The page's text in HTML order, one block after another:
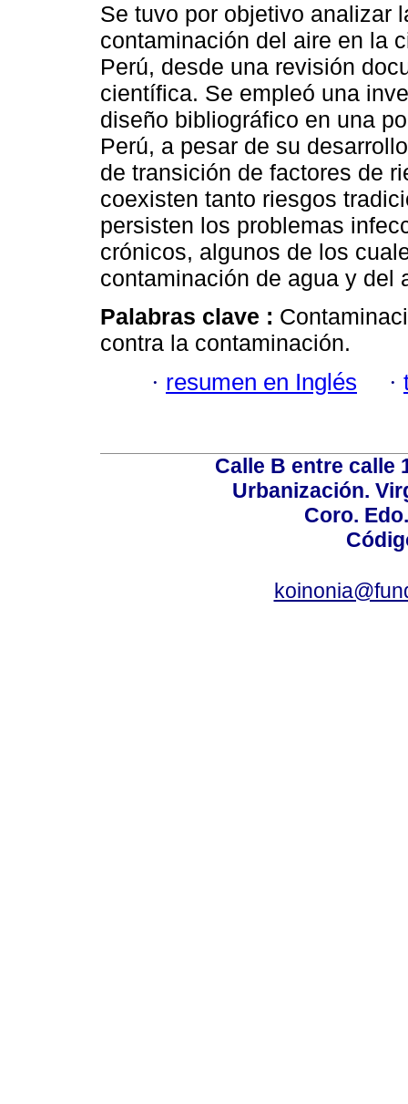
Se tuvo por objetivo analizar
contaminación del aire en la
Perú, desde una revisión
científica. Se empleó una
diseño bibliográfico en una
Perú, a pesar de su
de transición de factores de
coexisten tanto riesgos
persisten los problemas
crónicos, algunos de los
contaminación de agua y del
Palabras clave :
contra la contaminación.
· resumen en Inglés ·
Calle B entre calle
Urbanización.
Coro.